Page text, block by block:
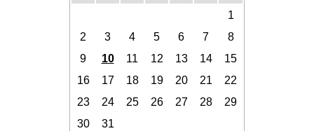
1
2
3 4 5 6 7
8
9
10 11 12 13 14
15
16
17 18 19 20 21
22
23
24 25 26 27 28
29
30
31